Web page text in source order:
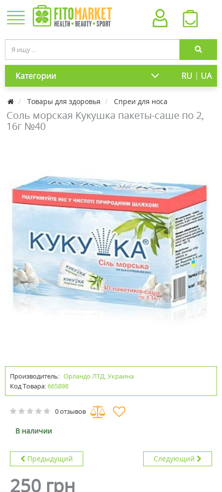
Категории RU | UA
Товары для здоровья Спреи для носа
Соль морская Кукушка пакеты-саше по 2,
16г №40
Производитель: Орландо ЛТД, Украина
Код Товара:665898
0 отзывов
В наличии
Предыдущий Следующий
250 грн